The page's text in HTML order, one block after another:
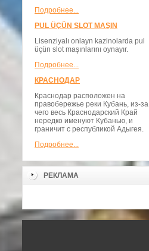
Подробнее...
PUL ÜÇÜN SLOT MAŞIN
Lisenziyalı onlayn kazinolarda pul
üçün slot maşınlarını oynayır.
Подробнее...
КРАСНОДАР
Краснодар расположен на
правобережье реки Кубань, из-за
чего весь Краснодарский Край
нередко именуют Кубанью, и
граничит с республикой Адыгея.
Подробнее...
РЕКЛАМА